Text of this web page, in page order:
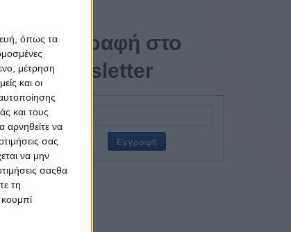
όπως τα
μέτρηση
και οι
και τους
αρνηθείτε να
σας
να μην
σαςθα
τη
Εγγραφή στο
newsletter